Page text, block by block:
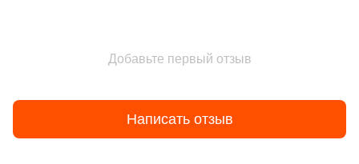
Добавьте первый отзыв
Написать отзыв